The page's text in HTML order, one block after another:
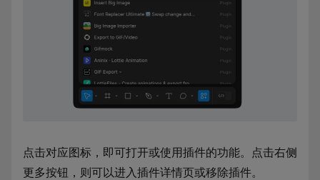
点击对应图标，即可打开或使用插件的功能。点击右侧
更多按钮，则可以进入插件详情页或移除插件。